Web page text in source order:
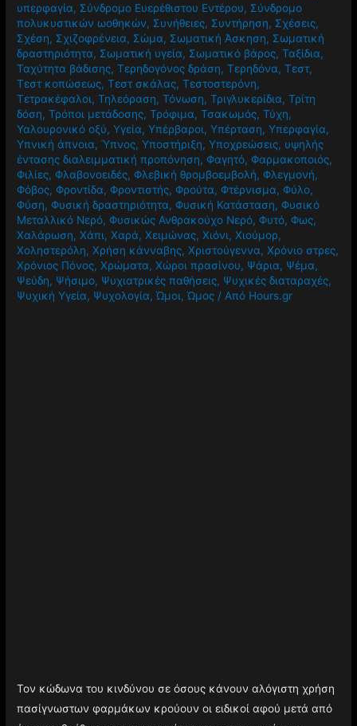
υπερφαγία, Σύνδρομο Ευερέθιστου Εντέρου, Σύνδρομο
πολυκυστικών ωοθηκών, Συνήθειες, Συντήρηση, Σχέσεις,
Σχέση, Σχιζοφρένεια, Σώμα, Σωματική Άσκηση, Σωματική
δραστηριότητα, Σωματική υγεία, Σωματικό βάρος,Ταξίδια,
Ταχύτητα βάδισης,Τερηδογόνος δράση,Τερηδόνα,Τεστ,
Τεστ κοπώσεως,Τεστ σκάλας,Τεστοστερόνη,
Τετρακέφαλοι,Τηλεόραση,Τόνωση,Τριγλυκερίδια,Τρίτη
δόση,Τρόποι μετάδοσης,Τρόφιμα,Τσακωμός,Τύχη,
Υαλουρονικό οξύ,Υγεία,Υπέρβαροι,Υπέρταση,Υπερφαγία,
Υπνική άπνοια,Ύπνος,Υποστήριξη,Υποχρεώσεις, υψηλής
έντασης διαλειμματική προπόνηση,Φαγητό,Φαρμακοποιός,
Φιλίες,Φλαβονοειδές,Φλεβική θρομβοεμβολή,Φλεγμονή,
Φόβος,Φροντίδα,Φροντιστής,Φρούτα,Φτέρνισμα,Φύλο,
Φύση,Φυσική δραστηριότητα,Φυσική Κατάσταση,Φυσικό
Μεταλλικό Νερό,Φυσικώς Ανθρακούχο Νερό,Φυτό,Φως,
Χαλάρωση,Χάπι,Χαρά,Χειμώνας,Χιόνι,Χιούμορ,
Χοληστερόλη,Χρήση κάνναβης,Χριστούγεννα,Χρόνιο στρες,
Χρόνιος Πόνος,Χρώματα,Χώροι πρασίνου, Ψάρια, Ψέμα,
Ψεύδη, Ψήσιμο, Ψυχιατρικές παθήσεις, Ψυχικές διαταραχές,
Ψυχική Υγεία, Ψυχολογία,Ώμοι,Ώμος / Από Hours.gr
Τον κώδωνα του κινδύνου σε όσους κάνουν αλόγιστη χρήση
πασίγνωστων φαρμάκων κρούουν οι ειδικοί αφού μετά από